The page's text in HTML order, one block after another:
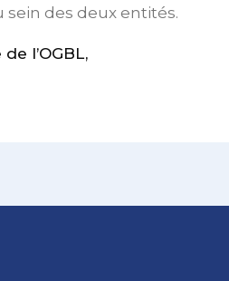
des deux entités.
l’OGBL,